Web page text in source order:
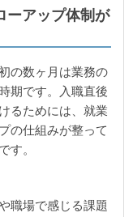
ーアップ体制が
の数ヶ月は業務の
期です。入職直後
るためには、就業
の仕組みが整って
す。
職場で感じる課題